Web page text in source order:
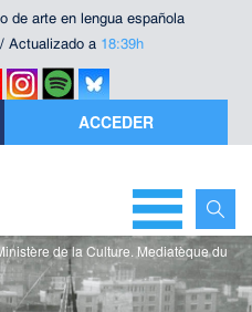
de arte en lengua española
Actualizado a 18:39h
ACCEDER
de la Culture. Mediatèque du